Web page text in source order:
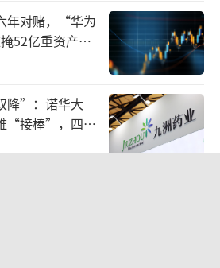
霸王茶姬的全球门店数已经
前辈的茶颜悦色不过600多
数据，过去一年，霸王茶姬
。
王茶姬，也得到资本输血，
年对赌，“华为
52亿重资产考
降”：诺华大
“接棒”，四大